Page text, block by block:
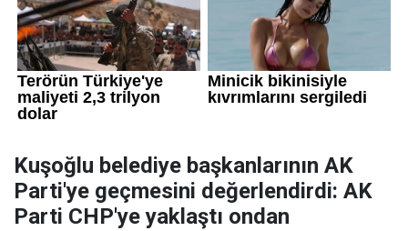
Kuşoğlu belediye başkanlarının AK
Parti'ye geçmesini değerlendirdi: AK
Parti CHP'ye yaklaştı ondan